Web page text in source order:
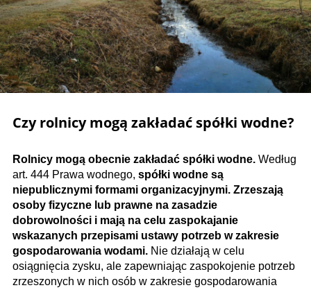
Czy rolnicy mogą zakładać spółki wodne?
Rolnicy mogą obecnie zakładać spółki wodne. Według
art. 444 Prawa wodnego, spółki wodne są
niepublicznymi formami organizacyjnymi. Zrzeszają
osoby fizyczne lub prawne na zasadzie
dobrowolności i mają na celu zaspokajanie
wskazanych przepisami ustawy potrzeb w zakresie
gospodarowania wodami. Nie działają w celu
osiągnięcia zysku, ale zapewniając zaspokojenie potrzeb
zrzeszonych w nich osób w zakresie gospodarowania